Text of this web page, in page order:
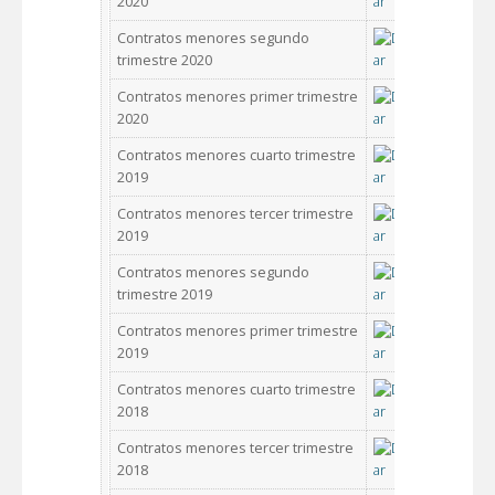
Contratos menores segundo
trimestre 2020
Contratos menores primer trimestre
2020
Contratos menores cuarto trimestre
2019
Contratos menores tercer trimestre
2019
Contratos menores segundo
trimestre 2019
Contratos menores primer trimestre
2019
Contratos menores cuarto trimestre
2018
Contratos menores tercer trimestre
2018